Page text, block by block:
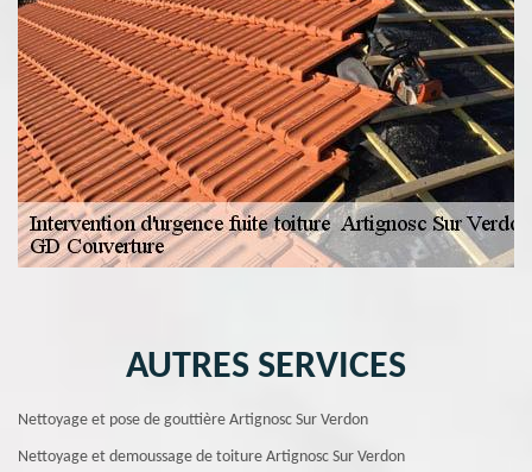
AUTRES SERVICES
Nettoyage et pose de gouttière Artignosc Sur Verdon
Nettoyage et demoussage de toiture Artignosc Sur Verdon